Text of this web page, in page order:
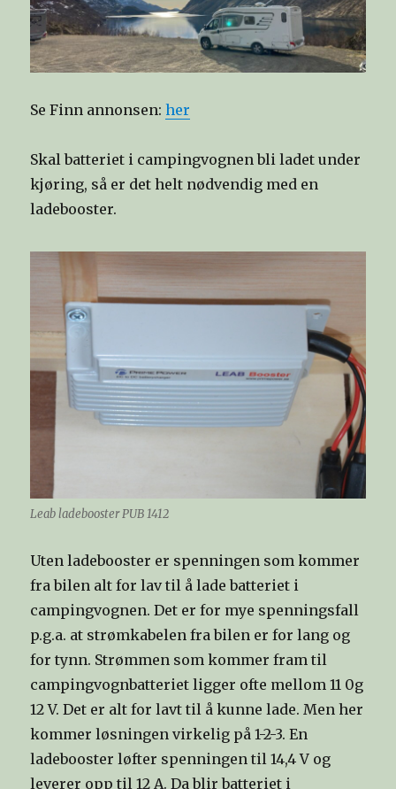
Se Finn annonsen:her
Skal batteriet i campingvognen bli ladet under
kjøring, så er det helt nødvendig med en
ladebooster.
Leab ladebooster PUB 1412
Uten ladebooster er spenningen som kommer
fra bilen alt for lav til å lade batteriet i
campingvognen. Det er for mye spenningsfall
p.g.a. at strømkabelen fra bilen er for lang og
for tynn. Strømmen som kommer fram til
campingvognbatteriet ligger ofte mellom 11 0g
12 V. Det er alt for lavt til å kunne lade. Men her
kommer løsningen virkelig på 1-2-3. En
ladebooster løfter spenningen til 14,4 V og
leverer opp til 12 A. Da blir batteriet i